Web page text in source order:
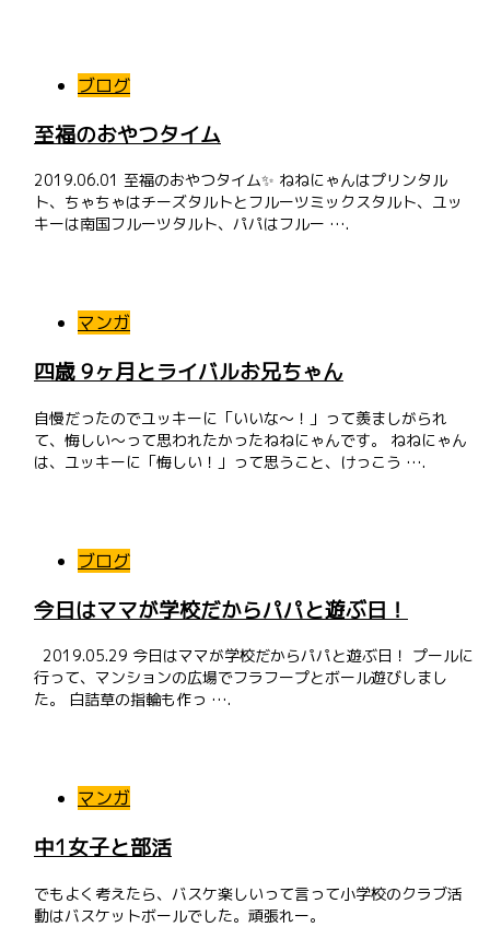
ブログ
至福のおやつタイム
2019.06.01 至福のおやつタイム✨ ねねにゃんはプリンタル
ト、ちゃちゃはチーズタルトとフルーツミックスタルト、ユッ
キーは南国フルーツタルト、パパはフルー ….
マンガ
四歳 9ヶ月とライバルお兄ちゃん
自慢だったのでユッキーに「いいな〜！」って羨ましがられ
て、悔しい〜って思われたかったねねにゃんです。 ねねにゃん
は、ユッキーに「悔しい！」って思うこと、けっこう ….
ブログ
今日はママが学校だからパパと遊ぶ日！
2019.05.29 今日はママが学校だからパパと遊ぶ日！ プールに
行って、マンションの広場でフラフープとボール遊びしまし
た。 白詰草の指輪も作っ ….
マンガ
中1女子と部活
でもよく考えたら、バスケ楽しいって言って小学校のクラブ活
動はバスケットボールでした。頑張れー。